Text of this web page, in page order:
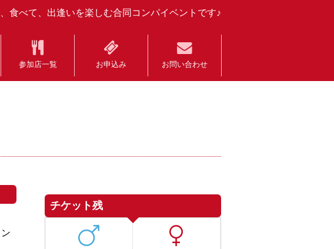
食べて、出逢いを楽しむ合同コンパイベントです♪
参加店一覧 お申込み お問い合わせ
チケット残